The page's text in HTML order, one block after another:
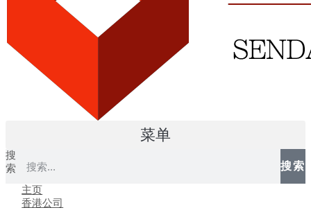
菜单
搜
索
搜索
主页
香港公司